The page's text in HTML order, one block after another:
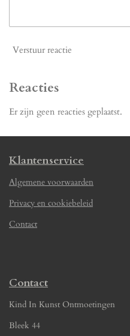
Verstuur reactie
Reacties
Er zijn geen reacties geplaatst.
Klantenservice
Algemene voorwaarden
Privacy en cookiebeleid
Contact
Contact
Kind In Kunst Ontmoetingen
Bleek 44